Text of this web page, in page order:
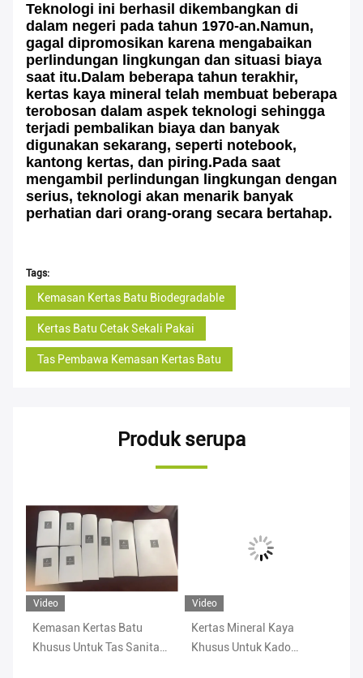
Teknologi ini berhasil dikembangkan di
dalam negeri pada tahun 1970-an.Namun,
gagal dipromosikan karena mengabaikan
perlindungan lingkungan dan situasi biaya
saat itu.Dalam beberapa tahun terakhir,
kertas kaya mineral telah membuat beberapa
terobosan dalam aspek teknologi sehingga
terjadi pembalikan biaya dan banyak
digunakan sekarang, seperti notebook,
kantong kertas, dan piring.Pada saat
mengambil perlindungan lingkungan dengan
serius, teknologi akan menarik banyak
perhatian dari orang-orang secara bertahap.
Tags:
Kemasan Kertas Batu Biodegradable
Kertas Batu Cetak Sekali Pakai
Tas Pembawa Kemasan Kertas Batu
Produk serupa
Video
Kemasan Kertas Batu
Khusus Untuk Tas Sanitasi
Video
Kertas Mineral Kaya
Khusus Untuk Kado